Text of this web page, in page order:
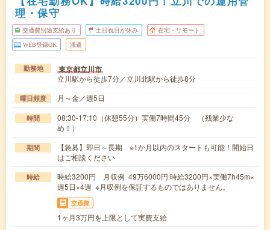
理・保守
交通費別途支給あり 土日祝日が休み 在宅・リモート
WEB登録OK 派遣
勤務地 東京都立川市
立川駅から徒歩7分／立川北駅から徒歩8分
曜日頻度 月～金／週5日
時間
08:30-17:10（休憩55分）実働7時間45分 （残業少な
め！）
期間
【急募】即日～長期 ※1か月以内のスタートも可能！開始日
はご相談ください
時給
時給3200円 月収例 49万6000円 時給3200円×実働7h45m×
週5日×4週 ※月収例を保証するものではありません。
交通費
1ヶ月3万円を上限として実費支給